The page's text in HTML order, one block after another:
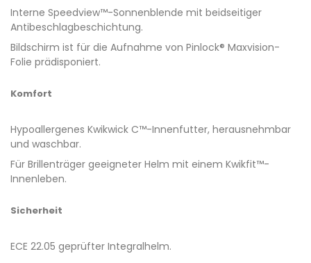
Interne Speedview™-Sonnenblende mit beidseitiger
Antibeschlagbeschichtung.
Bildschirm ist für die Aufnahme von Pinlock® Maxvision-
Folie prädisponiert.
Komfort
Hypoallergenes Kwikwick C™-Innenfutter, herausnehmbar
und waschbar.
Für Brillenträger geeigneter Helm mit einem Kwikfit™-
Innenleben.
Sicherheit
ECE 22.05 geprüfter Integralhelm.